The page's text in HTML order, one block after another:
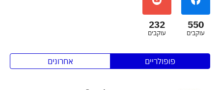
550
עוקבים
232
עוקבים
פופולריים אחרונים